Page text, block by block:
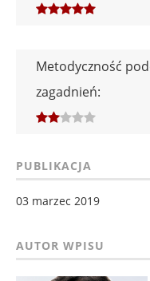
Metodyczność
zagadnień:
PUBLIKACJA
03 marzec 2019